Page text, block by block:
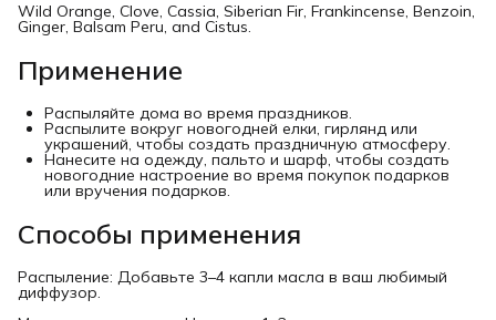
Wild Orange, Clove, Cassia, Siberian Fir, Frankincense, Benzoin,
Ginger, Balsam Peru, and Cistus.
Применение
Распыляйте дома во время праздников.
Распылите вокруг новогодней елки, гирлянд или
украшений, чтобы создать праздничную атмосферу.
Нанесите на одежду, пальто и шарф, чтобы создать
новогодние настроение во время покупок подарков
или вручения подарков.
Способы применения
Распыление: Добавьте 3–4 капли масла в ваш любимый
диффузор.